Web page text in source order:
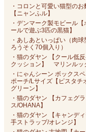
・コロンと可愛い猫型のお
【ニャンふル】
・デンマーク製モビール【
ールで遊ぶ3匹の黒猫】
・あしあといっぱい（肉球
ろうそく70個入り）
・猫のダヤン 【クール低
クッション】 マリンルッ
・にゃんシーン ボックス
ポーチ/Lサイズ【ピスタチ
グリーン】
・猫のダヤン 【カフェグラ
ス/OHANA】
・猫のダヤン 【キャンディ
手ストラップ/オレンジ】